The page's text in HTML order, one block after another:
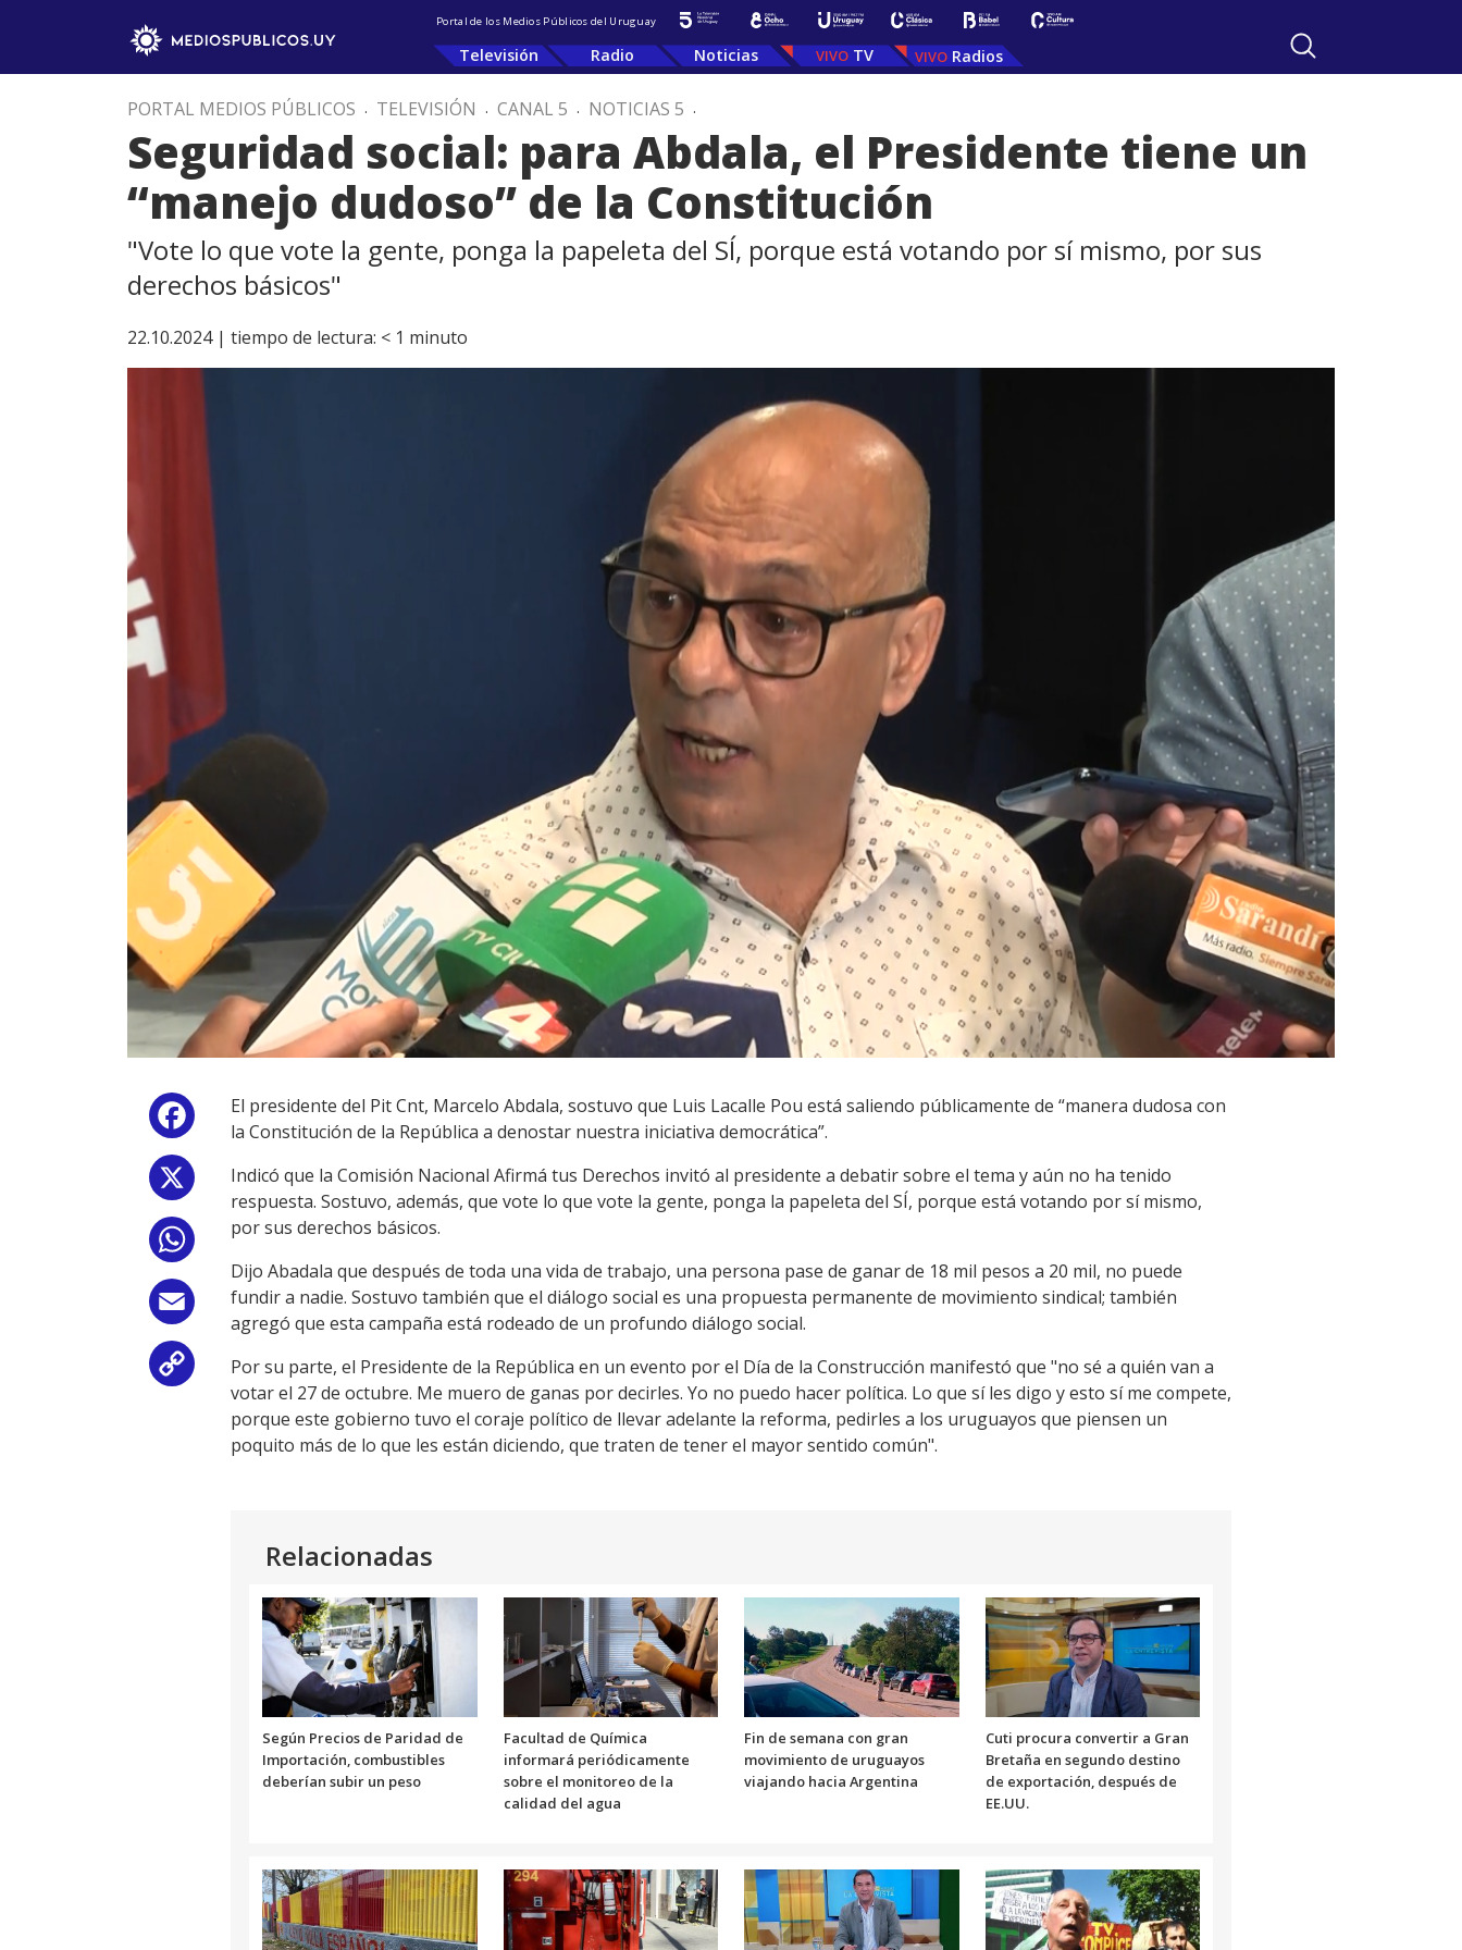
Portal de los Medios Públicos del Uruguay
Televisión Radio Noticias TV Radios
PORTAL MEDIOS PÚBLICOS . TELEVISIÓN . CANAL 5 . NOTICIAS 5 .
Seguridad social: para Abdala, el Presidente tiene un
“manejo dudoso” de la Constitución
"Vote lo que vote la gente, ponga la papeleta del SÍ, porque está votando por sí mismo, por sus
derechos básicos"
22.10.2024 | tiempo de lectura: < 1 minuto
Facebook
WhatsApp
Email
Copy
Link
El presidente del Pit Cnt, Marcelo Abdala, sostuvo que Luis Lacalle Pou está saliendo públicamente de “manera dudosa con
la Constitución de la República a denostar nuestra iniciativa democrática”.
Indicó que la Comisión Nacional Afirmá tus Derechos invitó al presidente a debatir sobre el tema y aún no ha tenido
respuesta. Sostuvo, además, que vote lo que vote la gente, ponga la papeleta del SÍ, porque está votando por sí mismo,
por sus derechos básicos.
Dijo Abadala que después de toda una vida de trabajo, una persona pase de ganar de 18 mil pesos a 20 mil, no puede
fundir a nadie. Sostuvo también que el diálogo social es una propuesta permanente de movimiento sindical; también
agregó que esta campaña está rodeado de un profundo diálogo social.
Por su parte, el Presidente de la República en un evento por el Día de la Construcción manifestó que "no sé a quién van a
votar el 27 de octubre. Me muero de ganas por decirles. Yo no puedo hacer política. Lo que sí les digo y esto sí me compete,
porque este gobierno tuvo el coraje político de llevar adelante la reforma, pedirles a los uruguayos que piensen un
poquito más de lo que les están diciendo, que traten de tener el mayor sentido común".
Relacionadas
Según Precios de Paridad de
Importación, combustibles
deberían subir un peso
Facultad de Química
informará periódicamente
sobre el monitoreo de la
calidad del agua
Fin de semana con gran
movimiento de uruguayos
viajando hacia Argentina
Cuti procura convertir a Gran
Bretaña en segundo destino
de exportación, después de
EE.UU.